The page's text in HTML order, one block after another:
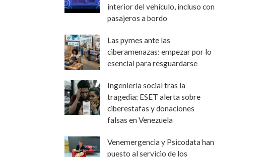
interior del vehículo, incluso con
pasajeros a bordo
Las pymes ante las
ciberamenazas: empezar por lo
esencial para resguardarse
Ingeniería social tras la
tragedia: ESET alerta sobre
ciberestafas y donaciones
falsas en Venezuela
Venemergencia y Psicodata han
puesto al servicio de los